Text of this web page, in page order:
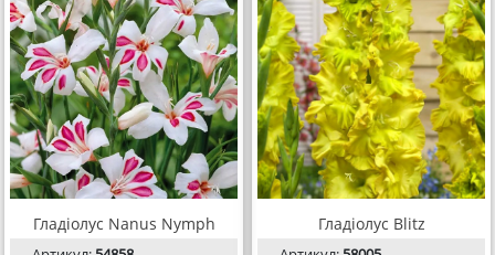
Гладіолус Nanus Nymph Гладіолус Blitz